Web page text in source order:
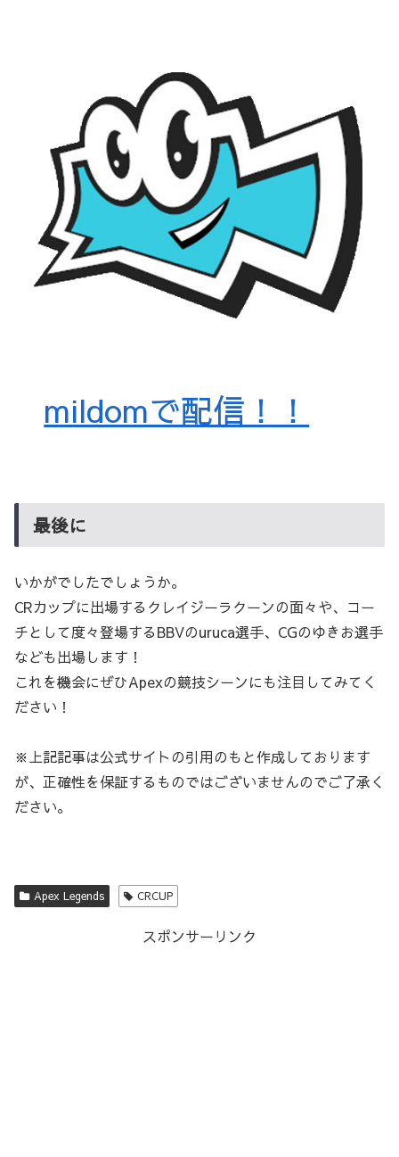
mildomで配信！！
最後に
いかがでしたでしょうか。
CRカップに出場するクレイジーラクーンの面々や、コー
チとして度々登場するBBVのuruca選手、CGのゆきお選手
なども出場します！
これを機会にぜひApexの競技シーンにも注目してみてく
ださい！
※上記記事は公式サイトの引用のもと作成しております
が、正確性を保証するものではございませんのでご了承く
ださい。
Apex Legends CRCUP
スポンサーリンク